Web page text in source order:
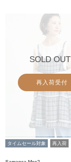
SOLD OUT
再入荷受付
タイムセール対象 再入荷